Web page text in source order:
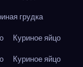
грудка
Куриное яйцо
Куриное яйцо